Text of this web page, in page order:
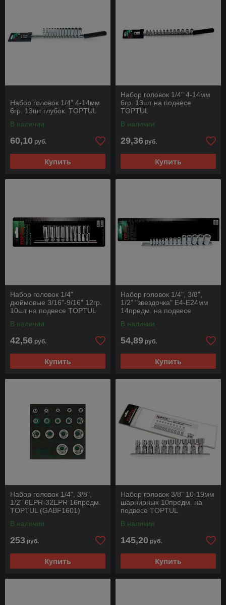
Набор головок 1/4" 4-14мм
6гр. 13шт глубок. TOPTUL
В наличии
60,10 руб.
Купить
Набор головок 1/4" 4-14мм
6гр. 13шт на подвесе
TOPTUL
В наличии
29,36 руб.
Купить
Набор головок 1/4"
дюймовые 3/16"-9/16" 12гр.
10шт на подвесе TOPTUL
В наличии
42,56 руб.
Купить
Набор головок 1/4", 3/8",
1/2" "звездочка" E4-E24мм
14предм. на подвесе
В наличии
54,89 руб.
Купить
Набор головок 1/4", 3/8",
1/2" 6EPR-32EPR 16предм.
TOPTUL (GABF1601)
В наличии
253 руб.
Купить
Набор головок 3/8" 10-19мм
шарнирных 10предм. на
подвесе TOPTUL
В наличии
145,20 руб.
Купить